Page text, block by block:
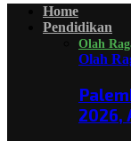
Home
Pendidikan
Olah
Olah
2026,